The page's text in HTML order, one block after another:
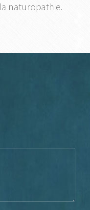
naturopathie.